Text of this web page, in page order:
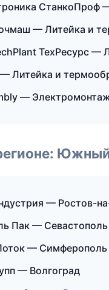
СтанкоПроф
— Литейка и
ТехРесурс —
Литейка и
—
— Ростов-
Пак — Севастополь
— Симферополь
— Волгоград